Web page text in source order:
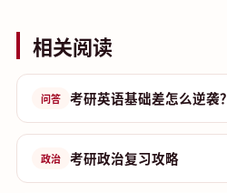
相关阅读
问答 考研英语基础差怎么逆袭？
政治 考研政治复习攻略